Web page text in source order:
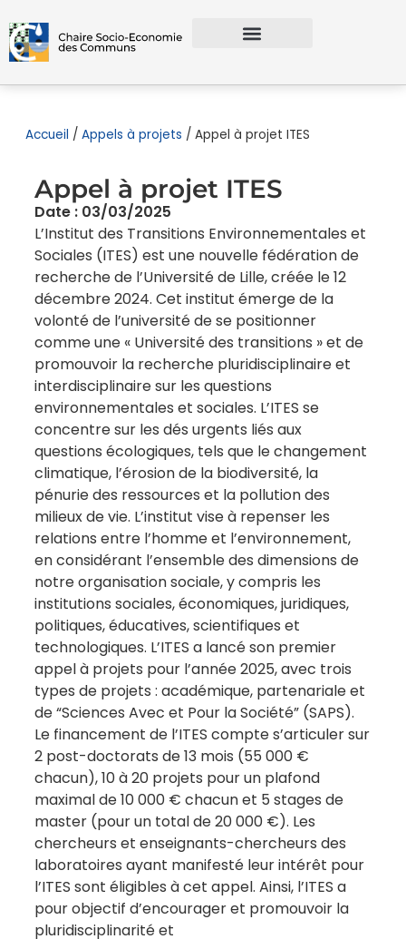
Accueil / Appels à projets / Appel à projet ITES​
Appel à projet ITES​
Date : 03/03/2025
L’Institut des Transitions Environnementales et
Sociales (ITES) est une nouvelle fédération de
recherche de l’Université de Lille, créée le 12
décembre 2024. Cet institut émerge de la
volonté de l’université de se positionner
comme une « Université des transitions » et de
promouvoir la recherche pluridisciplinaire et
interdisciplinaire sur les questions
environnementales et sociales. L’ITES se
concentre sur les dés urgents liés aux
questions écologiques, tels que le changement
climatique, l’érosion de la biodiversité, la
pénurie des ressources et la pollution des
milieux de vie. L’institut vise à repenser les
relations entre l’homme et l’environnement,
en considérant l’ensemble des dimensions de
notre organisation sociale, y compris les
institutions sociales, économiques, juridiques,
politiques, éducatives, scientifiques et
technologiques. L’ITES a lancé son premier
appel à projets pour l’année 2025, avec trois
types de projets : académique, partenariale et
de “Sciences Avec et Pour la Société” (SAPS).
Le financement de l’ITES compte s’articuler sur
2 post-doctorats de 13 mois (55 000 €
chacun), 10 à 20 projets pour un plafond
maximal de 10 000 € chacun et 5 stages de
master (pour un total de 20 000 €). Les
chercheurs et enseignants-chercheurs des
laboratoires ayant manifesté leur intérêt pour
l’ITES sont éligibles à cet appel. Ainsi, l’ITES a
pour objectif d’encourager et promouvoir la
pluridisciplinarité et